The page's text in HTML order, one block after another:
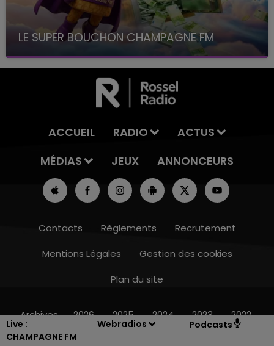
Live :
CHAMPAGNE FM
Webradios Podcasts
10h00 - 14h00
LE SUPER BOUCHON CHAMPAGNE FM
avec La Famille Champagne FM, à 8H10
ACCUEIL RADIO
ACTUS
MÉDIAS
JEUX ANNONCEURS
Contacts Règlements
Recrutement
Mentions Légales
Gestion des cookies
Plan du site
Archives 2026 2025 2024 2023 2022